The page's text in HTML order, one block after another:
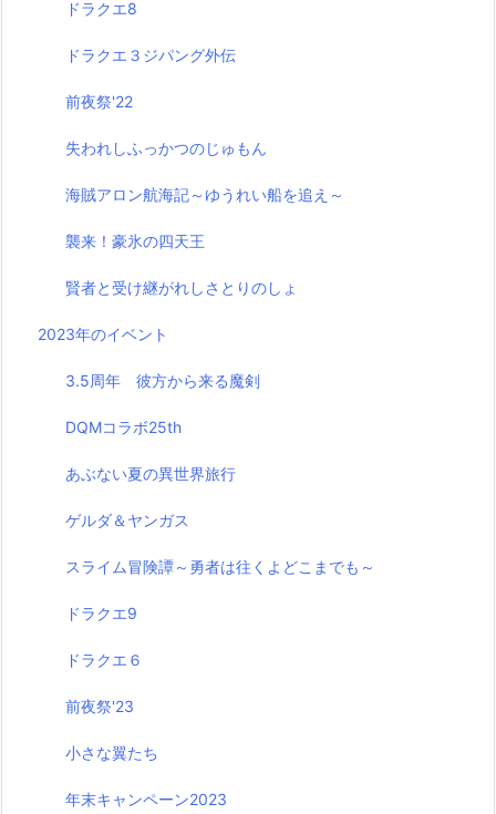
ドラクエ8
ドラクエ３ジパング外伝
前夜祭'22
失われしふっかつのじゅもん
海賊アロン航海記～ゆうれい船を追え～
襲来！豪氷の四天王
賢者と受け継がれしさとりのしょ
2023年のイベント
3.5周年 彼方から来る魔剣
DQMコラボ25th
あぶない夏の異世界旅行
ゲルダ＆ヤンガス
スライム冒険譚～勇者は往くよどこまでも～
ドラクエ9
ドラクエ６
前夜祭'23
小さな翼たち
年末キャンペーン2023